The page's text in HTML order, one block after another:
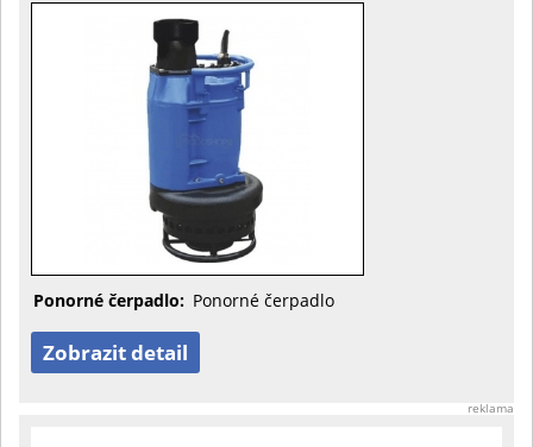
Ponorné čerpadlo: Ponorné čerpadlo
Zobrazit detail
reklama